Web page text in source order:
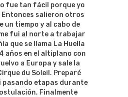
fue tan fácil porque yo
salieron otros
un tiempo y al cabo de
fui al norte a trabajar
que se llama La Huella
años en el altiplano con
a Europa y sale la
du Soleil. Preparé
pasando etapas durante
Finalmente